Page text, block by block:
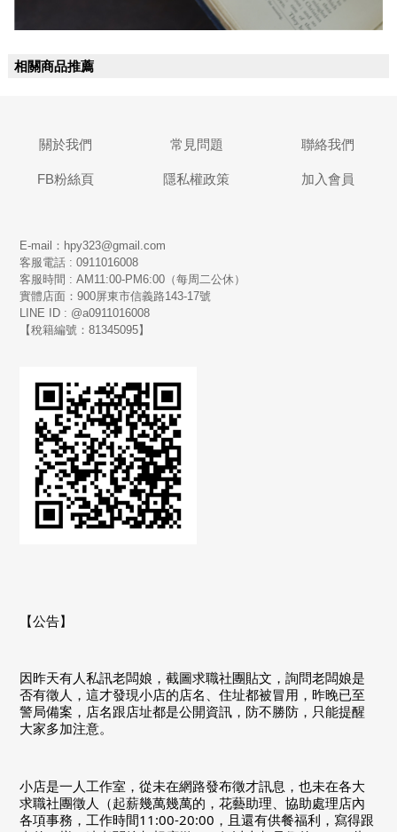
相關商品推薦
關於我們 常見問題 聯絡我們
FB粉絲頁 隱私權政策 加入會員
E-mail：hpy323@gmail.com
客服電話 : 0911016008
客服時間 : AM11:00-PM6:00（每周二公休）
實體店面：900屏東市信義路143-17號
LINE ID : @a0911016008
【稅籍編號：81345095】
【公告】
因昨天有人私訊老闆娘，截圖求職社團貼文，詢問老闆娘是
否有徵人，這才發現小店的店名、住址都被冒用，昨晚已至
警局備案，店名跟店址都是公開資訊，防不勝防，只能提醒
大家多加注意。
小店是一人工作室，從未在網路發布徵才訊息，也未在各大
求職社團徵人（起薪幾萬幾萬的，花藝助理、協助處理店內
各項事務，工作時間11:00-20:00，且還有供餐福利，寫得跟